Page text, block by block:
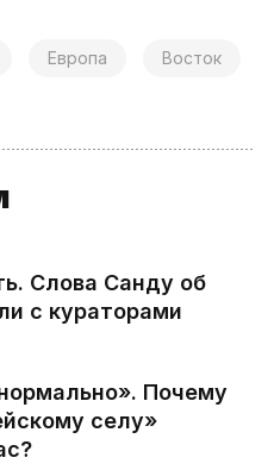
Европа Восток
Слова Санду об
с кураторами
Почему
селу»